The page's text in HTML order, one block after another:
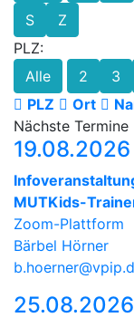
S
Z
PLZ:
Alle
2 3
PLZ
Ort
Nächste Termine
19.08.2026
MUTKids-
Zoom-Plattform
Bärbel Hörner
25.08.2026